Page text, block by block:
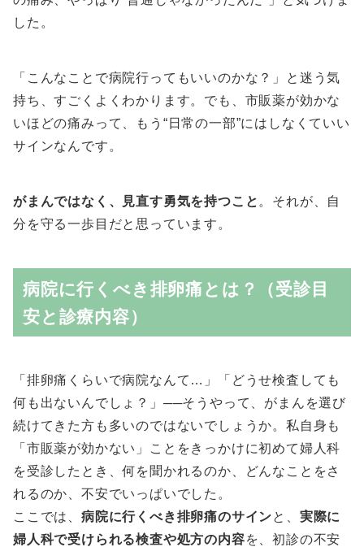
した。
「こんなことで病院行ってもいいのかな？」と迷う気
持ち、すごくよくわかります。でも、市販薬が効かな
いほどの痛みって、もう“日常の一部”にはしなくていい
サインなんです。
がまんではなく、見直す勇気を持つこと 。それが、自
分を守る一歩目だと思っています。
病院に行くべき排卵痛とは？（受診目
安と診療内容）
「排卵痛くらいで病院なんて…」「どうせ検査しても
何も出ないんでしょ？」──そうやって、がまんを選び
続けてきた方も多いのではないでしょうか。私自身も
「市販薬が効かない」ことをきっかけに初めて婦人科
を受診したとき、何を聞かれるのか、どんなことをさ
れるのか、不安でいっぱいでした。
ここでは、 病院に行くべき排卵痛のサインと、 実際に
婦人科で受けられる検査や処方の内容を、初診の不安